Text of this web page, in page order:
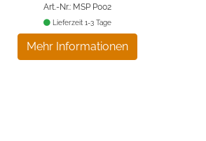
Art.-Nr.: MSP P002
Mehr Informationen
Lieferzeit 1-3 Tage